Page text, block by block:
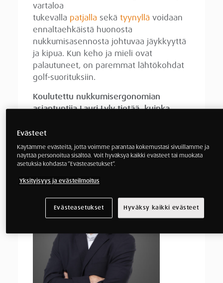
vartaloa
tukevalla patjalla sekä tyynyllä voidaan
ennaltaehkäistä huonosta
nukkumisasennosta johtuvaa jäykkyyttä
ja kipua. Kun keho ja mieli ovat
palautuneet, on paremmat lähtökohdat
golf-suorituksiin.
Koulutettu nukkumisergonomian
asiantuntija Lauri Lyly tietää, kuinka
suorituksen saavuttamiseksi.
–
Evästeet
Käytämme evästeitä, jotta voimme parantaa kokemustasi sivuillamme ja
näyttää personoitua sisältöä. Voit hyväksyä kaikki evästeet tai muokata
asetuksia kohdasta ”Evästeasetukset”.
Yksityisyys ja evästeilmoitus
Evästeasetukset Hyväksy kaikki evästeet